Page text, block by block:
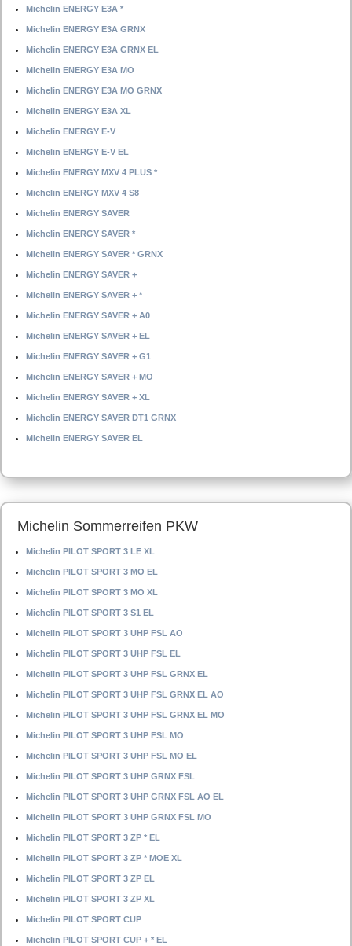
Michelin ENERGY E3A *
Michelin ENERGY E3A GRNX
Michelin ENERGY E3A GRNX EL
Michelin ENERGY E3A MO
Michelin ENERGY E3A MO GRNX
Michelin ENERGY E3A XL
Michelin ENERGY E-V
Michelin ENERGY E-V EL
Michelin ENERGY MXV 4 PLUS *
Michelin ENERGY MXV 4 S8
Michelin ENERGY SAVER
Michelin ENERGY SAVER *
Michelin ENERGY SAVER * GRNX
Michelin ENERGY SAVER +
Michelin ENERGY SAVER + *
Michelin ENERGY SAVER + A0
Michelin ENERGY SAVER + EL
Michelin ENERGY SAVER + G1
Michelin ENERGY SAVER + MO
Michelin ENERGY SAVER + XL
Michelin ENERGY SAVER DT1 GRNX
Michelin ENERGY SAVER EL
Michelin Sommerreifen PKW
Michelin PILOT SPORT 3 LE XL
Michelin PILOT SPORT 3 MO EL
Michelin PILOT SPORT 3 MO XL
Michelin PILOT SPORT 3 S1 EL
Michelin PILOT SPORT 3 UHP FSL AO
Michelin PILOT SPORT 3 UHP FSL EL
Michelin PILOT SPORT 3 UHP FSL GRNX EL
Michelin PILOT SPORT 3 UHP FSL GRNX EL AO
Michelin PILOT SPORT 3 UHP FSL GRNX EL MO
Michelin PILOT SPORT 3 UHP FSL MO
Michelin PILOT SPORT 3 UHP FSL MO EL
Michelin PILOT SPORT 3 UHP GRNX FSL
Michelin PILOT SPORT 3 UHP GRNX FSL AO EL
Michelin PILOT SPORT 3 UHP GRNX FSL MO
Michelin PILOT SPORT 3 ZP * EL
Michelin PILOT SPORT 3 ZP * MOE XL
Michelin PILOT SPORT 3 ZP EL
Michelin PILOT SPORT 3 ZP XL
Michelin PILOT SPORT CUP
Michelin PILOT SPORT CUP + * EL